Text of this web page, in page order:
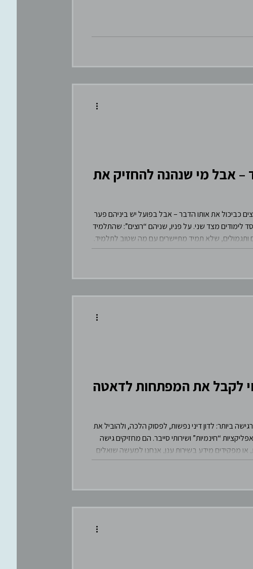
– אבל מי שנהנה להחזיק את
כביכול את אותו הדבר – אבל בפועל יש ביניהם פער
לימודים מצד שני. על פניו, שניהם “רוצים”: שהתלמיד
ותגמולים, שלא תמיד מתיישרים עם מה שטוב לתלמיד.
לקבל את המפתחות לדאטה
ביותר: לדון דיני נפשות, לפסוק הלכה, ולהוביל את
“חינמיות” ושירותי סייבר. הם מחזיקים גישה
או מפקידים מידע בשירות ענן, אנחנו למעשה שואלים